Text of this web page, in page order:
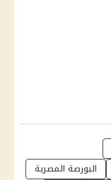
البورصة المصرية